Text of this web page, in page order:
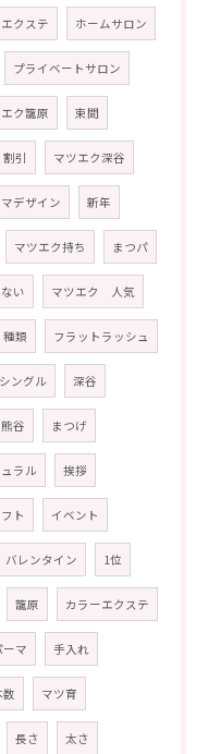
エクステ ホームサロン
プライベートサロン
ク籠原 束間
割引 マツエク深谷
デザイン 新年
マツエク持ち まつパ
い マツエク 人気
種類 フラットラッシュ
シングル 深谷
熊谷 まつげ
ラル 挨拶
ト イベント
バレンタイン 1位
籠原 カラーエクステ
ーマ 手入れ
数 マツ育
長さ 太さ